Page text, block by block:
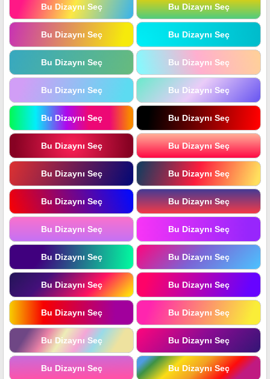
Bu Dizaynı Seç Bu Dizaynı Seç
Bu Dizaynı Seç Bu Dizaynı Seç
Bu Dizaynı Seç Bu Dizaynı Seç
Bu Dizaynı Seç Bu Dizaynı Seç
Bu Dizaynı Seç Bu Dizaynı Seç
Bu Dizaynı Seç Bu Dizaynı Seç
Bu Dizaynı Seç Bu Dizaynı Seç
Bu Dizaynı Seç Bu Dizaynı Seç
Bu Dizaynı Seç Bu Dizaynı Seç
Bu Dizaynı Seç Bu Dizaynı Seç
Bu Dizaynı Seç Bu Dizaynı Seç
Bu Dizaynı Seç Bu Dizaynı Seç
Bu Dizaynı Seç Bu Dizaynı Seç
Bu Dizaynı Seç Bu Dizaynı Seç